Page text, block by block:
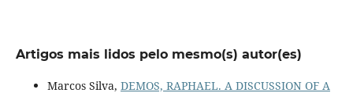
Artigos mais lidos pelo mesmo(s) autor(es)
Marcos Silva, DEMOS, RAPHAEL. A DISCUSSION OF A